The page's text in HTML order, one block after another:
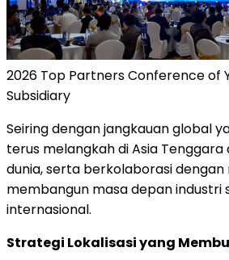
2026 Top Partners Conference of
Subsidiary
Seiring dengan jangkauan global
terus melangkah di Asia
dunia, serta berkolaborasi
membangun masa depan industri
internasional.
Strategi Lokalisasi yang